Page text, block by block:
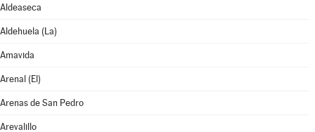
Aldeaseca
Aldehuela (La)
Amavida
Arenal (El)
Arenas de San Pedro
Arevalillo